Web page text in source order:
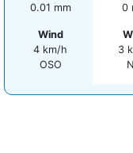
0.01 mm
Wind
4 km/h
OSO
0
3